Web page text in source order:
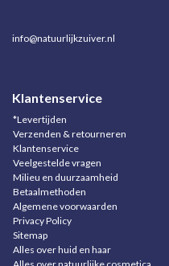
info@natuurlijkzuiver.nl
Klantenservice
*Levertijden
Verzenden & retourneren
Klantenservice
Veelgestelde vragen
Milieu en duurzaamheid
Betaalmethoden
Algemene voorwaarden
Privacy Policy
Sitemap
Alles over huid en haar